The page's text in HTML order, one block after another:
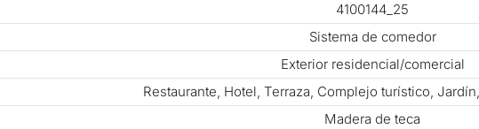
4100144_25
Sistema de comedor
Exterior residencial/comercial
Restaurante, Hotel, Terraza, Complejo turístico,
Madera de teca